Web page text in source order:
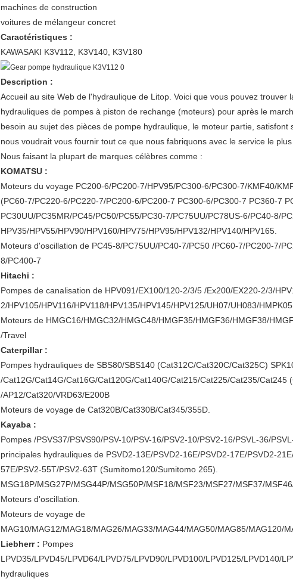
machines de construction
voitures de mélangeur concret
Caractéristiques :
KAWASAKI K3V112, K3V140, K3V180
Description :
Accueil au site Web de l'hydraulique de Litop. Voici que vous pouvez trouver
hydrauliques de pompes à piston de rechange (moteurs) pour après le
besoin au sujet des pièces de pompe hydraulique, le moteur partie, satisfont
nous voudrait vous fournir tout ce que nous fabriquons avec le service le
Nous faisant la plupart de marques célèbres comme :
KOMATSU :
Moteurs du voyage PC200-6/PC200-7/HPV95/PC300-6/PC300-7/KMF40/
(PC60-7/PC220-6/PC220-7/PC200-6/PC200-7 PC300-6/PC300-7 PC360-7
PC30UU/PC35MR/PC45/PC50/PC55/PC30-7/PC75UU/PC78US-6/PC40-8/
HPV35/HPV55/HPV90/HPV160/HPV75/HPV95/HPV132/HPV140/HPV165.
Moteurs d'oscillation de PC45-8/PC75UU/PC40-7/PC50 /PC60-7/PC200-7/
8/PC400-7
Hitachi :
Pompes de canalisation de HPV091/EX100/120-2/3/5 /Ex200/EX220-2/3/
2/HPV105/HPV116/HPV118/HPV135/HPV145/HPV125/UH07/UH083/
Moteurs de HMGC16/HMGC32/HMGC48/HMGF35/HMGF36/HMGF38/
/Travel
Caterpillar :
Pompes hydrauliques de SBS80/SBS140 (Cat312C/Cat320C/Cat325C)
/Cat12G/Cat14G/Cat16G/Cat120G/Cat140G/Cat215/Cat225/Cat235/Cat245
/AP12/Cat320/VRD63/E200B
Moteurs de voyage de Cat320B/Cat330B/Cat345/355D.
Kayaba :
Pompes /PSVS37/PSVS90/PSV-10/PSV-16/PSV2-10/PSV2-16/PSVL-36/
principales hydrauliques de PSVD2-13E/PSVD2-16E/PSVD2-17E/PSVD2-
57E/PSV2-55T/PSV2-63T (Sumitomo120/Sumitomo 265).
MSG18P/MSG27P/MSG44P/MSG50P/MSF18/MSF23/MSF27/MSF37/
Moteurs d'oscillation.
Moteurs de voyage de
MAG10/MAG12/MAG18/MAG26/MAG33/MAG44/MAG50/MAG85/MAG120/
Liebherr : Pompes
LPVD35/LPVD45/LPVD64/LPVD75/LPVD90/LPVD100/LPVD125/LPVD140/
hydrauliques